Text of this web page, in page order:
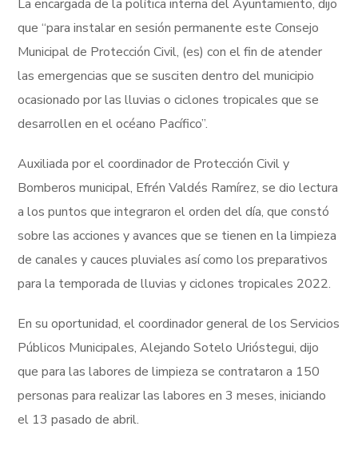
La encargada de la política interna del Ayuntamiento, dijo
que “para instalar en sesión permanente este Consejo
Municipal de Protección Civil, (es) con el fin de atender
las emergencias que se susciten dentro del municipio
ocasionado por las lluvias o ciclones tropicales que se
desarrollen en el océano Pacífico”.
Auxiliada por el coordinador de Protección Civil y
Bomberos municipal, Efrén Valdés Ramírez, se dio lectura
a los puntos que integraron el orden del día, que constó
sobre las acciones y avances que se tienen en la limpieza
de canales y cauces pluviales así como los preparativos
para la temporada de lluvias y ciclones tropicales 2022.
En su oportunidad, el coordinador general de los Servicios
Públicos Municipales, Alejando Sotelo Urióstegui, dijo
que para las labores de limpieza se contrataron a 150
personas para realizar las labores en 3 meses, iniciando
el 13 pasado de abril.